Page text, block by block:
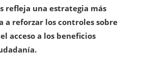
refleja una estrategia más
a reforzar los controles sobre
acceso a los beneficios